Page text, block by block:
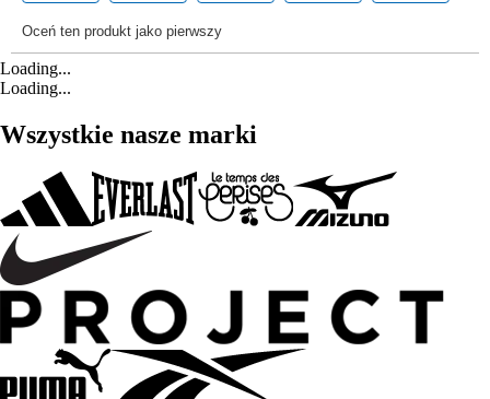
Loading...
Loading...
Wszystkie nasze marki